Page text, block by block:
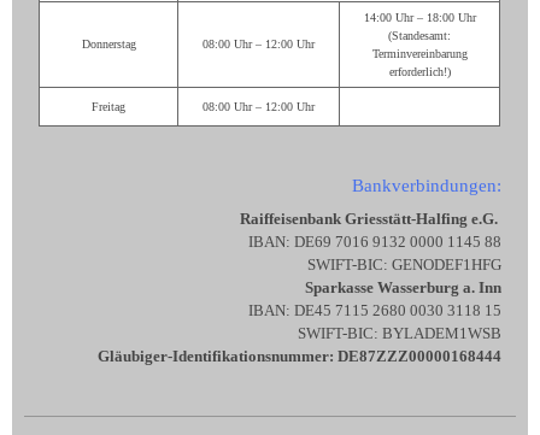
Donnerstag 08:00 Uhr – 12:00 Uhr
14:00 Uhr – 18:00 Uhr
(Standesamt:
Terminvereinbarung
erforderlich!)
Freitag 08:00 Uhr – 12:00 Uhr
Bankverbindungen:
Raiffeisenbank Griesstätt-Halfing e.G.
IBAN: DE69 7016 9132 0000 1145 88
SWIFT-BIC: GENODEF1HFG
Sparkasse Wasserburg a. Inn
IBAN: DE45 7115 2680 0030 3118 15
SWIFT-BIC: BYLADEM1WSB
Gläubiger-Identifikationsnummer: DE87ZZZ00000168444